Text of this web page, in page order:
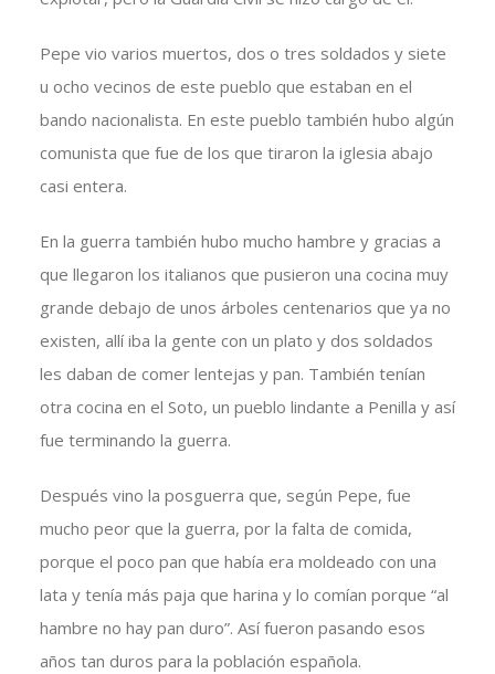
Pepe vio varios muertos, dos o tres soldados y siete
u ocho vecinos de este pueblo que estaban en el
bando nacionalista. En este pueblo también hubo algún
comunista que fue de los que tiraron la iglesia abajo
casi entera.
En la guerra también hubo mucho hambre y gracias a
que llegaron los italianos que pusieron una cocina muy
grande debajo de unos árboles centenarios que ya no
existen, allí iba la gente con un plato y dos soldados
les daban de comer lentejas y pan. También tenían
otra cocina en el Soto, un pueblo lindante a Penilla y así
fue terminando la guerra.
Después vino la posguerra que, según Pepe, fue
mucho peor que la guerra, por la falta de comida,
porque el poco pan que había era moldeado con una
lata y tenía más paja que harina y lo comían porque “al
hambre no hay pan duro”. Así fueron pasando esos
años tan duros para la población española.